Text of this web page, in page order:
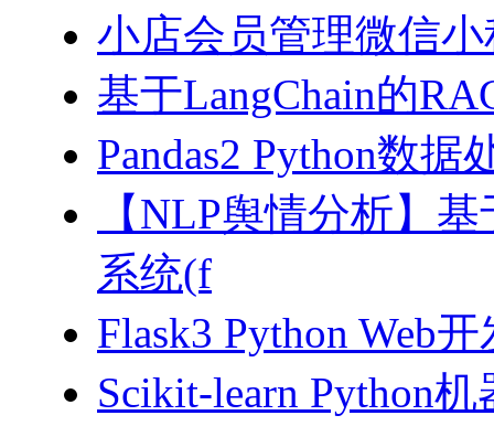
小店会员管理微信
基于LangChain的
Pandas2 Python数
【NLP舆情分析】
系统(f
Flask3 Python Web
Scikit-learn Python